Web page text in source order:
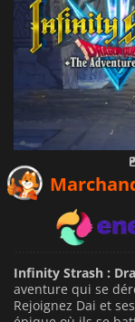
Infinity Strash :
aventure qui se
Rejoignez Dai et